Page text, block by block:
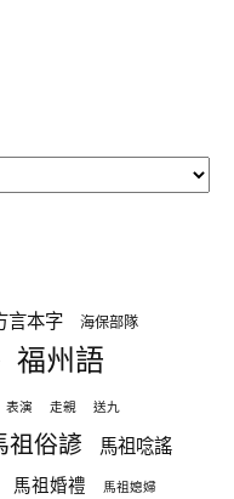
言本字 海保部隊
福州語
表演 走親 送九
祖俗諺 馬祖唸謠
馬祖婚禮 馬祖媳婦